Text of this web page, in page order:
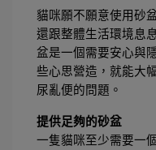
貓咪願不願意使用砂
還跟整體生活環境息
盆是一個需要安心與
些心思營造，就能大
尿亂便的問題。
提供足夠的砂盆
一隻貓咪至少需要一